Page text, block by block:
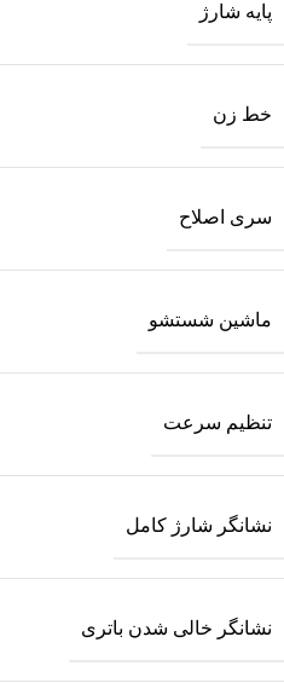
پایه شارژ
خط زن
سری اصلاح
ماشین شستشو
تنظیم سرعت
نشانگر شارژ کامل
نشانگر خالی شدن باتری